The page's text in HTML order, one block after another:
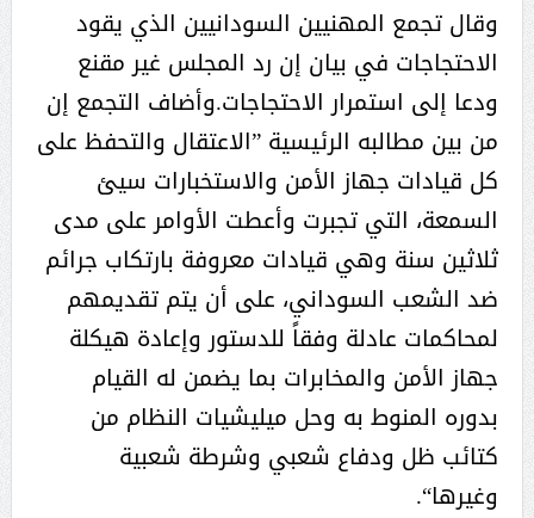
وقال تجمع المهنيين السودانيين الذي يقود
الاحتجاجات في بيان إن رد المجلس غير مقنع
ودعا إلى استمرار الاحتجاجات.وأضاف التجمع إن
من بين مطالبه الرئيسية ”الاعتقال والتحفظ على
كل قيادات جهاز الأمن والاستخبارات سيئ
السمعة، التي تجبرت وأعطت الأوامر على مدى
ثلاثين سنة وهي قيادات معروفة بارتكاب جرائم
ضد الشعب السوداني، على أن يتم تقديمهم
لمحاكمات عادلة وفقاً للدستور وإعادة هيكلة
جهاز الأمن والمخابرات بما يضمن له القيام
بدوره المنوط به وحل ميليشيات النظام من
كتائب ظل ودفاع شعبي وشرطة شعبية
وغيرها“.